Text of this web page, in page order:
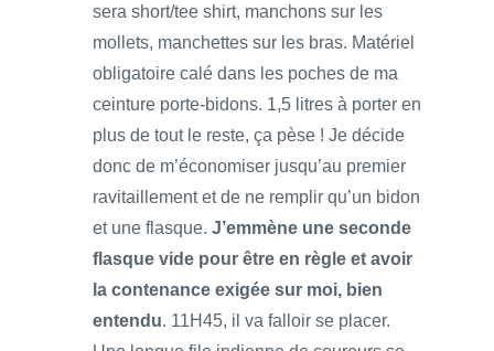
sera short/tee shirt, manchons sur les
mollets, manchettes sur les bras. Matériel
obligatoire calé dans les poches de ma
ceinture porte-bidons. 1,5 litres à porter en
plus de tout le reste, ça pèse ! Je décide
donc de m’économiser jusqu’au premier
ravitaillement et de ne remplir qu’un bidon
et une flasque. J’emmène une seconde
flasque vide pour être en règle et avoir
la contenance exigée sur moi, bien
entendu. 11H45, il va falloir se placer.